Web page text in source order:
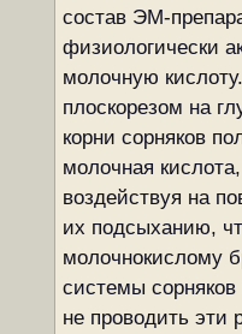
состав ЭМ-
физиологически
молочную
плоскорезом на
корни сорняков
молочная
воздействуя на
их подсыханию,
молочнокислому
системы
не проводить эти